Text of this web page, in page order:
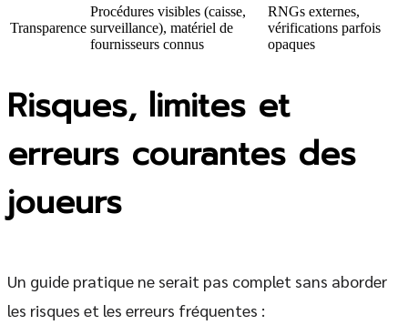
Transparence
Procédures visibles (caisse,
surveillance), matériel de
fournisseurs connus
RNGs externes,
vérifications parfois
opaques
Risques, limites et
erreurs courantes des
joueurs
Un guide pratique ne serait pas complet sans aborder
les risques et les erreurs fréquentes :